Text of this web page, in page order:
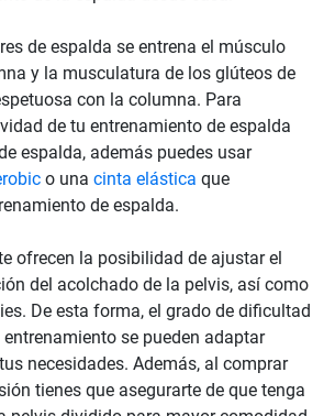
de espalda se entrena el músculo
y la musculatura de los glúteos de
con la columna. Para
de tu entrenamiento de espalda
espalda, además puedes usar
o una cinta elástica que
de espalda.
ofrecen la posibilidad de ajustar el
del acolchado de la pelvis, así como
De esta forma, el grado de dificultad
se pueden adaptar
necesidades. Además, al comprar
tienes que asegurarte de que tenga